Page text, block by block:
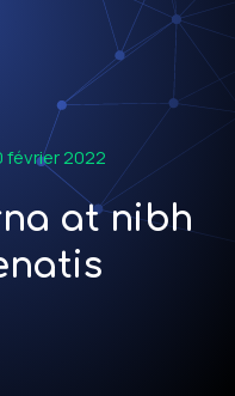
février 2022
at nibh